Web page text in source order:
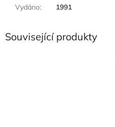
Vydáno: 1991
Související produkty